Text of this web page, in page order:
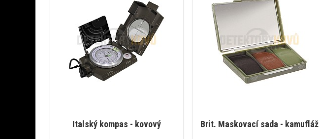
Italský kompas - kovový Brit. Maskovací sada - kamufláž